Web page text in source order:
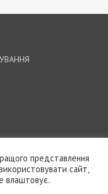
представлення
сайт,
влаштовує.